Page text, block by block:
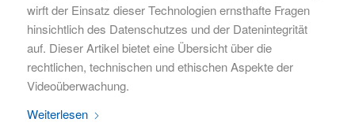
wirft der Einsatz dieser Technologien ernsthafte Fragen
hinsichtlich des Datenschutzes und der Datenintegrität
auf. Dieser Artikel bietet eine Übersicht über die
rechtlichen, technischen und ethischen Aspekte der
Videoüberwachung.
Weiterlesen